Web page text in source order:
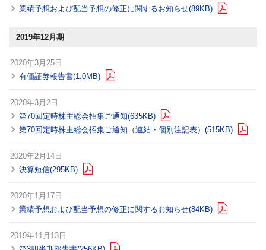
業績予想および配当予想の修正に関するお知らせ(89KB)
2019年12月期
2020年3月25日
有価証券報告書(1.0MB)
2020年3月2日
第70回定時株主総会招集ご通知(635KB)
第70回定時株主総会招集ご通知（連結・個別注記表）(515KB)
2020年2月14日
決算短信(295KB)
2020年1月17日
業績予想および配当予想の修正に関するお知らせ(84KB)
2019年11月13日